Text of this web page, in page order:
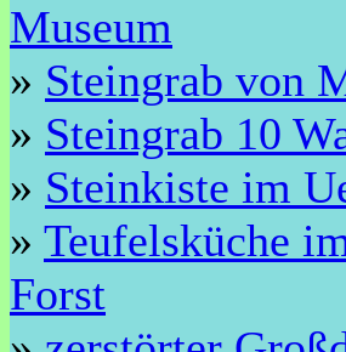
Museum
» Steingrab von
» Steingrab 10
» Steinkiste im
» Teufelsküche
Forst